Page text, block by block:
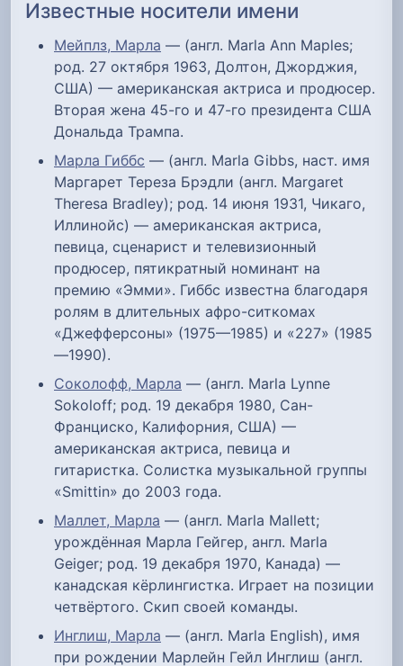
Известные носители имени
Мейплз, Марла — (англ. Marla Ann Maples;
род. 27 октября 1963, Долтон, Джорджия,
США) — американская актриса и продюсер.
Вторая жена 45-го и 47-го президента США
Дональда Трампа.
Марла Гиббс — (англ. Marla Gibbs, наст. имя
Маргарет Тереза Брэдли (англ. Margaret
Theresa Bradley); род. 14 июня 1931, Чикаго,
Иллинойс) — американская актриса,
певица, сценарист и телевизионный
продюсер, пятикратный номинант на
премию «Эмми». Гиббс известна благодаря
ролям в длительных афро-ситкомах
«Джефферсоны» (1975—1985) и «227» (1985
—1990).
Соколофф, Марла — (англ. Marla Lynne
Sokoloff; род. 19 декабря 1980, Сан-
Франциско, Калифорния, США) —
американская актриса, певица и
гитаристка. Солистка музыкальной группы
«Smittin» до 2003 года.
Маллет, Марла — (англ. Marla Mallett;
урождённая Марла Гейгер, англ. Marla
Geiger; род. 19 декабря 1970, Канада) —
канадская кёрлингистка. Играет на позиции
четвёртого. Скип своей команды.
Инглиш, Марла — (англ. Marla English), имя
при рождении Марлейн Гейл Инглиш (англ.